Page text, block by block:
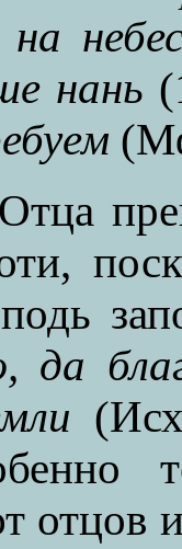
нань
да
отцов